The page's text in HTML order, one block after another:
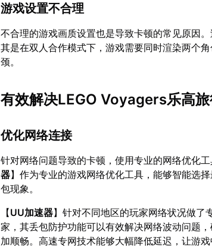
游戏设置不合理
不合理的游戏画质设置也是导致卡顿的常见原因
其是在双人合作模式下，游戏需要同时渲染两个
颈。
有效解决LEGO Voyagers乐高
优化网络连接
针对网络问题导致的卡顿，使用专业的网络优化
器】作为专业的游戏网络优化工具，能够智能选
包现象。
【UU加速器】针对不同地区的玩家网络状况做了
家，其丢包防护功能可以有效解决网络波动问题
加顺畅。高速专网技术能够大幅降低延迟，让游